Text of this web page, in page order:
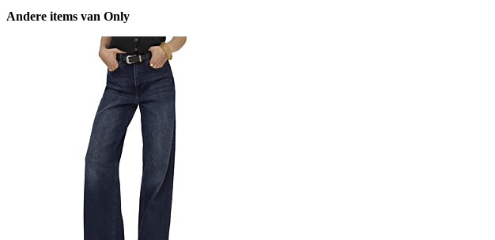
Andere items van Only